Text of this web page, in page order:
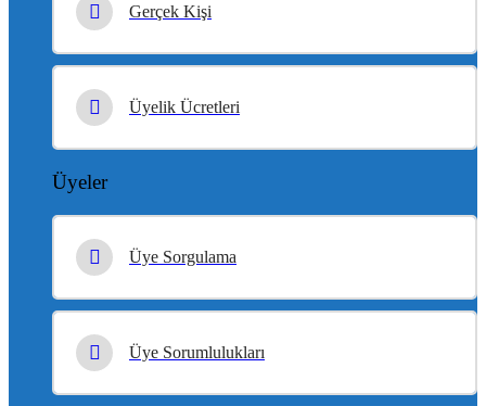
Gerçek Kişi
Üyelik Ücretleri
Üyeler
Üye Sorgulama
Üye Sorumlulukları